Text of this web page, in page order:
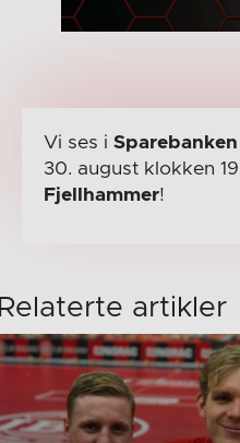
Vi ses i
30. august klokken
Fjellhammer!
Relaterte artikler